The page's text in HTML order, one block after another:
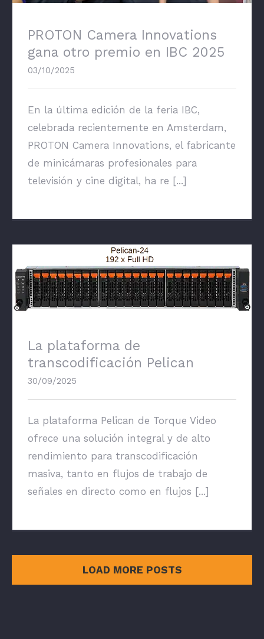
PROTON Camera Innovations
gana otro premio en IBC 2025
03/10/2025
En la última edición de la feria IBC,
celebrada recientemente en Amsterdam,
PROTON Camera Innovations, el fabricante
de minicámaras profesionales para
televisión y cine digital, ha re [...]
La plataforma de transcodificación Pelican
La plataforma de
transcodificación Pelican
30/09/2025
La plataforma Pelican de Torque Video
ofrece una solución integral y de alto
rendimiento para transcodificación
masiva, tanto en flujos de trabajo de
señales en directo como en flujos [...]
LOAD MORE POSTS